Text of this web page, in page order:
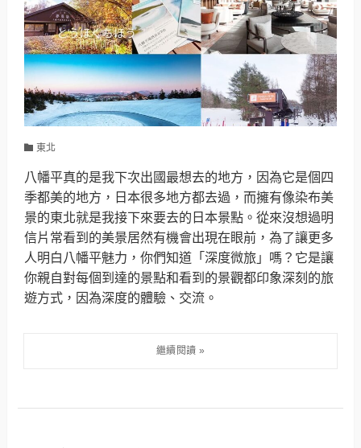
東北
八幡平真的是我下次出國最想去的地方，因為它是個四
季都美的地方，日本很多地方都去過，而擁有像染布美
景的東北就是我接下來要去的日本景點。從來沒想過明
信片常看到的美景居然有機會出現在眼前，為了讓更多
人明白八幡平魅力，你們知道「深度微旅」嗎？它是讓
你親自對每個到達的景點和看到的景觀都印象深刻的旅
遊方式，因為深度的體驗、交流。